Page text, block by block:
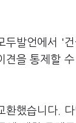
발언에서 '건
견을 통제할
환했습니다.